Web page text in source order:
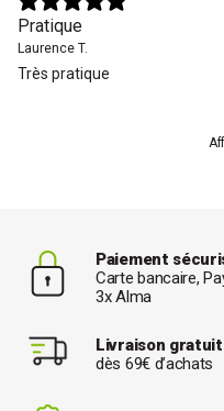
Pratique
Laurence T.
Très pratique
Paiement
Carte bancaire,
3x Alma
Livraison
dès 69€ d’achats